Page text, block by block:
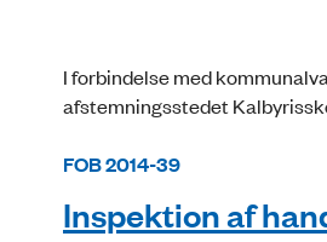
I forbindelse med
afstemningsstedet
FOB 2014-39
Inspektion af